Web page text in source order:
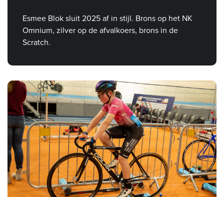
Esmee Blok sluit 2025 af in stijl. Brons op het NK
Omnium, zilver op de afvalkoers, brons in de
Scratch.